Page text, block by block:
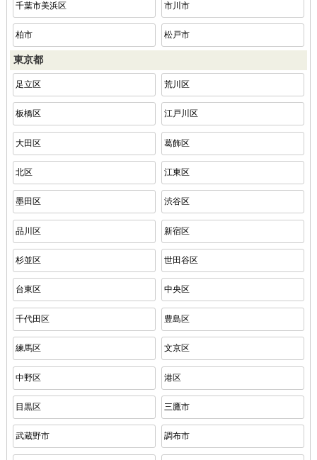
千葉市美浜区 市川市
柏市 松戸市
東京都
足立区 荒川区
板橋区 江戸川区
大田区 葛飾区
北区 江東区
墨田区 渋谷区
品川区 新宿区
杉並区 世田谷区
台東区 中央区
千代田区 豊島区
練馬区 文京区
中野区 港区
目黒区 三鷹市
武蔵野市 調布市